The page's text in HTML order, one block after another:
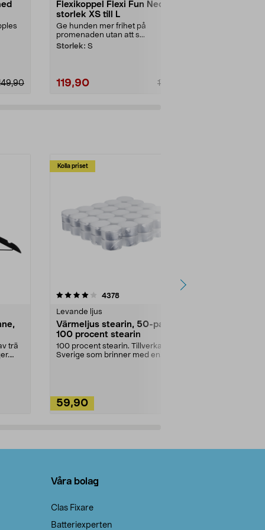
Flexikoppel Flexi Fun Neon i
storlek XS till L
Ge hunden mer frihet på
promenaden utan att s...
Storlek: S
119,90 179,90
trä
Kolla priset
4378recensioner
Levande ljus
Värmeljus stearin, 50-pack,
100 procent stearin
100 procent stearin. Tillverkade i
Sverige som brinner med en
59,90
4.5av 5 stjärnor
Våra bolag
Clas Fixare
Batteriexperten